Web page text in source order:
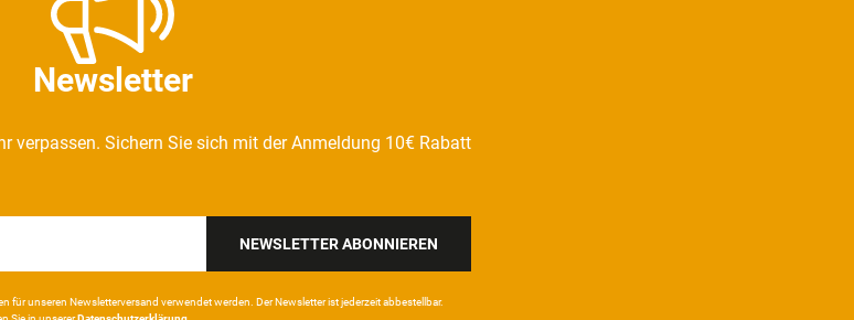
Newsletter
verpassen. Sichern Sie sich mit der Anmeldung 10€ Rabatt
NEWSLETTER ABONNIEREN
für unseren News­letter­versand ver­wen­det werden. Der News­letter ist jeder­zeit ab­bestel­lbar.